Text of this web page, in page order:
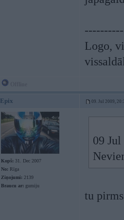
Logo,
Epix 09. Jul 2009,
Kopš: 31. Dec 2007
No: Rīga
Ziņojumi: 2139
Braucu ar: gumiju
09
tu